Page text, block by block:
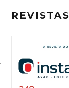
REVISTAS